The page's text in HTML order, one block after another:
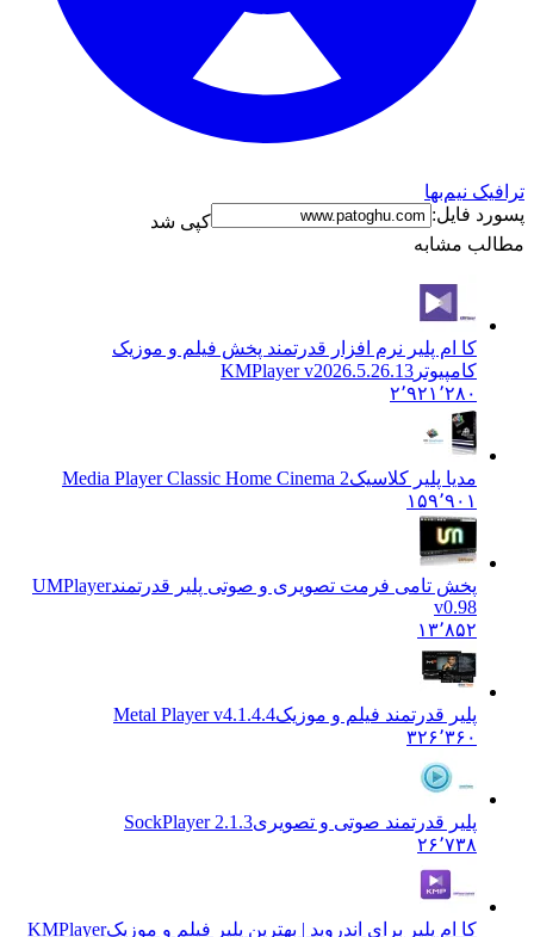
نیم‌بها
فایل:
کپی شد
مشابه
کا ام پلیر نرم افزار قدرتمند پخش فیلم و موزیک
کامپیوترKMPlayer v2026.5.26.13
۲٬۹۲۱٬۲۸۰
مدیا پلیر کلاسیکMedia Player Classic Home Cinema 2
۱۵۹٬۹۰۱
پخش تامی فرمت تصویری و صوتی پلیر قدرتمندUMPlayer
v0.98
۱۳٬۸۵۲
پلیر قدرتمند فیلم و موزیکMetal Player v4.1.4.4
۳۲۶٬۳۶۰
پلیر قدرتمند صوتی و تصویریSockPlayer 2.1.3
۲۶٬۷۳۸
کا ام پلیر برای اندروید | بهترین پلیر فیلم و موزیکKMPlayer